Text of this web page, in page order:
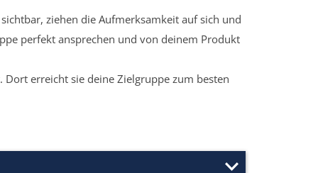
ziehen die Aufmerksamkeit auf sich und
perfekt ansprechen und von deinem Produkt
erreicht sie deine Zielgruppe zum besten